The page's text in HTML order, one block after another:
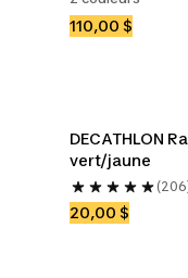
110,00 $
DECATHLON
vert/jaune
20,00 $